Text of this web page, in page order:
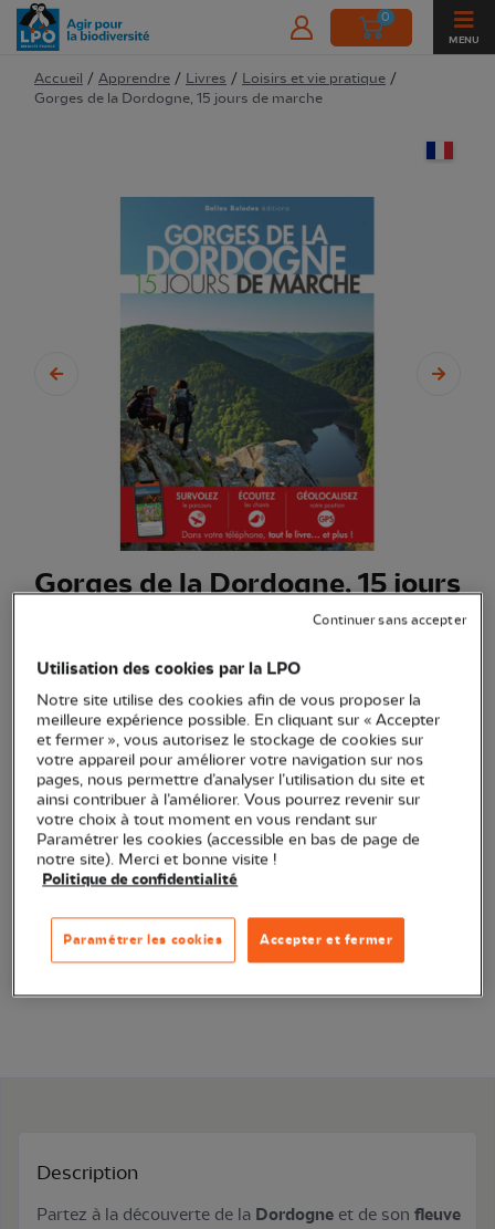
0
MENU
Accueil / Apprendre / Livres / Loisirs et vie pratique /
Gorges de la Dordogne, 15 jours de marche
Gorges de la Dordogne, 15 jours
17,90 € EXCLU WEB
15 jours de marche pour découvrir la Dordogne !Voir plus
Quantité
Dernières pièces en stock !
Ajouter au panier
Description
Partez à la découverte de la Dordogne et de son fleuve
Utilisation des cookies par la LPO
Notre site utilise des cookies afin de vous proposer la
meilleure expérience possible. En cliquant sur « Accepter
et fermer », vous autorisez le stockage de cookies sur
votre appareil pour améliorer votre navigation sur nos
pages, nous permettre d’analyser l’utilisation du site et
ainsi contribuer à l’améliorer. Vous pourrez revenir sur
votre choix à tout moment en vous rendant sur
Paramétrer les cookies (accessible en bas de page de
notre site). Merci et bonne visite !
Politique de confidentialité
Accepter et fermer
Paramétrer les cookies
Continuer sans accepter